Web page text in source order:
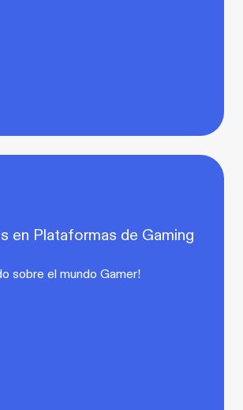
en Plataformas de Gaming
sobre el mundo Gamer!